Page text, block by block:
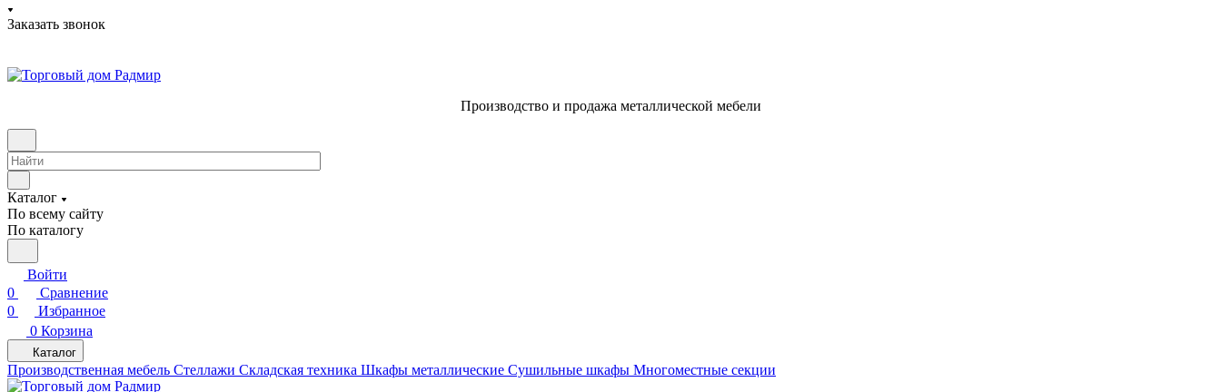
Заказать звонок
Производство и продажа металлической мебели
Каталог
По всему сайту
По каталогу
Войти
0
Сравнение
0
Избранное
0 Корзина
Каталог
Производственная мебель Cтеллажи Складская техника Шкафы металлические Cушильные шкафы Многоместные секции